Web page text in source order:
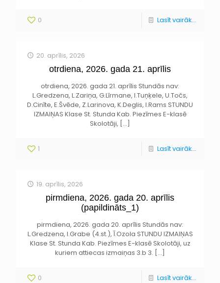
0 Lasīt vairāk...
20. aprīlis, 2026
otrdiena, 2026. gada 21. aprīlis
otrdiena, 2026. gada 21. aprīlis Stundās nav:
L.Gredzena, L.Zariņa, G.Līrmane, I.Tuņķele, U.Točs,
D.Cinīte, E.Švēde, Z.Larinova, K.Deglis, I.Rams STUNDU
IZMAIŅAS Klase St. Stunda Kab. Piezīmes E-klasē
Skolotāji, […]
1 Lasīt vairāk...
19. aprīlis, 2026
pirmdiena, 2026. gada 20. aprīlis
(papildināts_1)
pirmdiena, 2026. gada 20. aprīlis Stundās nav:
L.Gredzena, I.Grabe (4.st.), Ī.Ozola STUNDU IZMAIŅAS
Klase St. Stunda Kab. Piezīmes E-klasē Skolotāji, uz
kuriem attiecas izmaiņas 3.b 3. […]
0 Lasīt vairāk...